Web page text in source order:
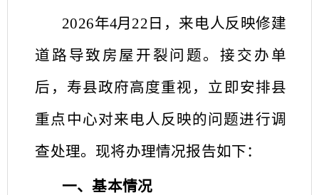
2026年4月 22 日，来电人反映修建
道路导致房屋开裂问题。接交 办单
后，寿县政府高度重视，立即安排县
重点中心对来电人反映的问题进行调
查处理。现将办理情况报告如下：
一、基本情况